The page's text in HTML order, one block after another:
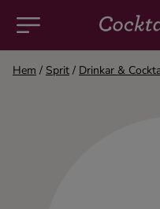
Hem / Sprit / Drinkar &